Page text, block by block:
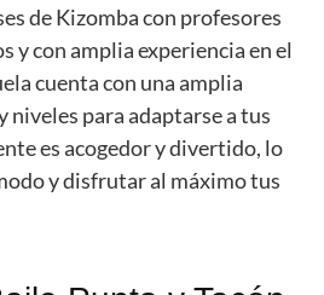
de Kizomba con profesores
y con amplia experiencia en el
cuenta con una amplia
niveles para adaptarse a tus
es acogedor y divertido, lo
y disfrutar al máximo tus